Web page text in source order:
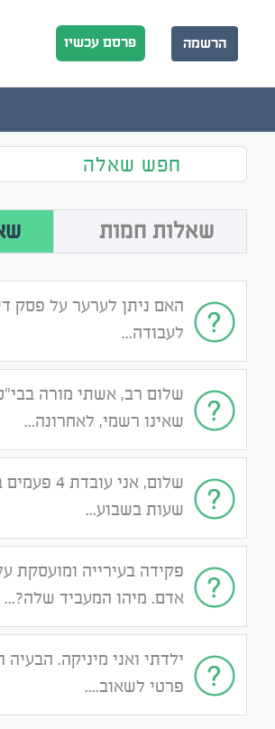
הרשמה פרסם עכשיו
חפש שאלה
שאלות חמות
האם ניתן לערער על פסק
לעבודה...
שלום רב, אשתי מורה
שאינו רשמי, לאחרונה...
שעות בשבוע...
פקידה בעירייה ומועסקת
אדם. מיהו המעביד שלה?...
ילדתי ואני מיניקה.
פרטי לשאוב....